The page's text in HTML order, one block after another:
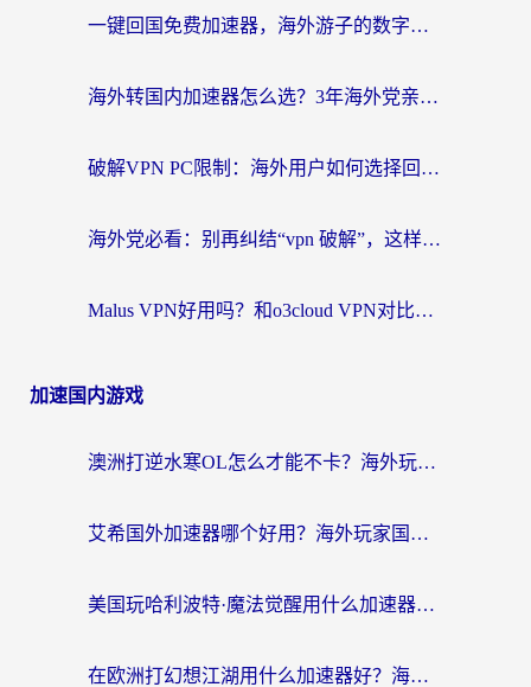
一键回国免费加速器，海外游子的数字归乡路
海外转国内加速器怎么选？3年海外党亲测指南，无缝刷剧玩游戏不再难
破解VPN PC限制：海外用户如何选择回国加速器实现无缝访问国内资源
海外党必看：别再纠结“vpn 破解”，这样选回国加速器才能真正无缝访问国内资源
Malus VPN好用吗？和o3cloud VPN对比哪个回国效果更好？
加速国内游戏
澳洲打逆水寒OL怎么才能不卡？海外玩家国服游戏加速终极指南（附梦幻模拟战地铁跑酷解决办法）
艾希国外加速器哪个好用？海外玩家国服游戏畅玩终极指南（附欧洲玩鸣潮街头篮球实测）
美国玩哈利波特·魔法觉醒用什么加速器？告别延迟的终极指南（含免费QQ炫舞方案+印尼妄想山海秘籍）
在欧洲打幻想江湖用什么加速器好？海外玩家国服游戏畅玩指南